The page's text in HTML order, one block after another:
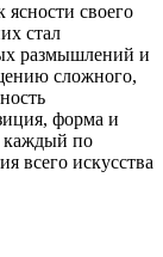
своего
стал
размышлений и
сложного,
форма и
каждый по
всего искусства